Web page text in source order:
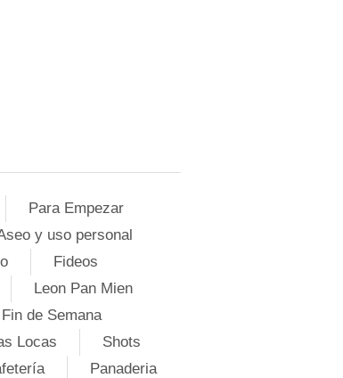
Para Empezar
y uso personal
Fideos
Leon Pan Mien
de Semana
Locas
Shots
Panaderia